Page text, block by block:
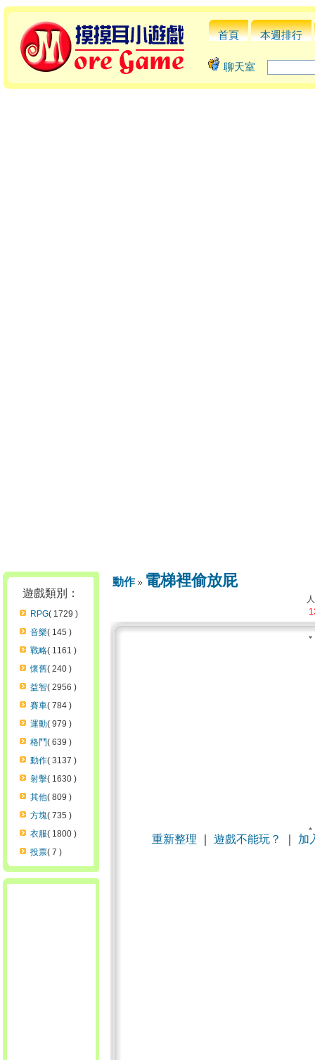
首頁 本週排行
聊天室
遊戲類別：
RPG( 1729 )
音樂( 145 )
戰略( 1161 )
懷舊( 240 )
益智( 2956 )
賽車( 784 )
運動( 979 )
格鬥( 639 )
動作( 3137 )
射擊( 1630 )
其他( 809 )
方塊( 735 )
衣服( 1800 )
投票( 7 )
動作 電梯裡偷放屁
重新整理 遊戲不能玩？ 加